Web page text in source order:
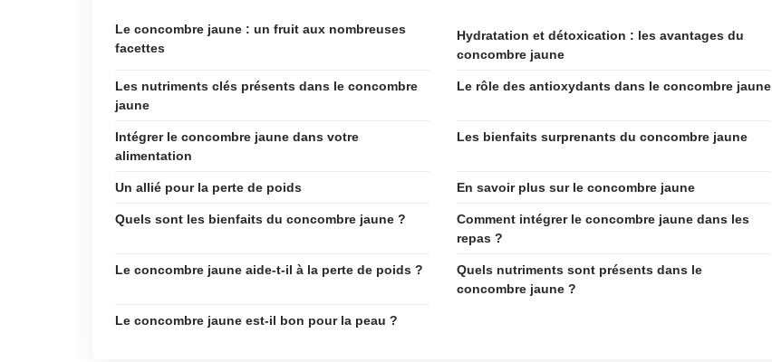
Le concombre jaune : un fruit aux nombreuses
facettes
Hydratation et détoxication : les avantages du
concombre jaune
Les nutriments clés présents dans le concombre
jaune
Le rôle des antioxydants dans le concombre jaune
Intégrer le concombre jaune dans votre
alimentation
Les bienfaits surprenants du concombre jaune
Un allié pour la perte de poids En savoir plus sur le concombre jaune
Quels sont les bienfaits du concombre jaune ?
Comment intégrer le concombre jaune dans les
repas ?
Le concombre jaune aide-t-il à la perte de poids ?
Quels nutriments sont présents dans le
concombre jaune ?
Le concombre jaune est-il bon pour la peau ?